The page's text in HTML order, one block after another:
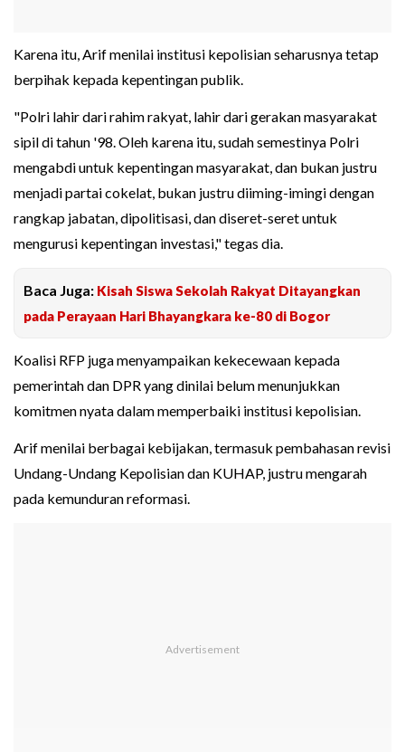
Karena itu, Arif menilai institusi kepolisian seharusnya tetap
berpihak kepada kepentingan publik.
"Polri lahir dari rahim rakyat, lahir dari gerakan masyarakat
sipil di tahun '98. Oleh karena itu, sudah semestinya Polri
mengabdi untuk kepentingan masyarakat, dan bukan justru
menjadi partai cokelat, bukan justru diiming-imingi dengan
rangkap jabatan, dipolitisasi, dan diseret-seret untuk
mengurusi kepentingan investasi," tegas dia.
Baca Juga: Kisah Siswa Sekolah Rakyat Ditayangkan
pada Perayaan Hari Bhayangkara ke-80 di Bogor
Koalisi RFP juga menyampaikan kekecewaan kepada
pemerintah dan DPR yang dinilai belum menunjukkan
komitmen nyata dalam memperbaiki institusi kepolisian.
Arif menilai berbagai kebijakan, termasuk pembahasan revisi
Undang-Undang Kepolisian dan KUHAP, justru mengarah
pada kemunduran reformasi.